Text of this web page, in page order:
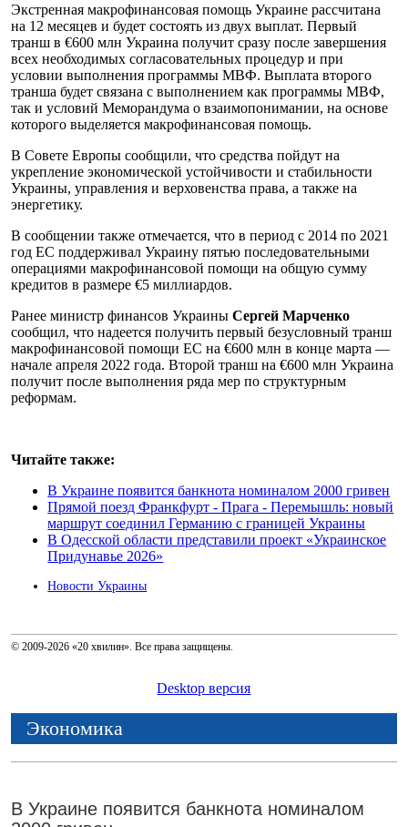
Экстренная макрофинансовая помощь Украине рассчитана
на 12 месяцев и будет состоять из двух выплат. Первый
транш в €600 млн Украина получит сразу после завершения
всех необходимых согласовательных процедур и при
условии выполнения программы МВФ. Выплата второго
транша будет связана с выполнением как программы МВФ,
так и условий Меморандума о взаимопонимании, на основе
которого выделяется макрофинансовая помощь.
В Совете Европы сообщили, что средства пойдут на
укрепление экономической устойчивости и стабильности
Украины, управления и верховенства права, а также на
энергетику.
В сообщении также отмечается, что в период с 2014 по 2021
год ЕС поддерживал Украину пятью последовательными
операциями макрофинансовой помощи на общую сумму
кредитов в размере €5 миллиардов.
Ранее министр финансов УкраиныСергей Марченко
сообщил, что надеется получить первый безусловный транш
макрофинансовой помощи ЕС на €600 млн в конце марта —
начале апреля 2022 года. Второй транш на €600 млн Украина
получит после выполнения ряда мер по структурным
реформам.
Читайте также:
В Украине появится банкнота номиналом 2000 гривен
Прямой поезд Франкфурт - Прага - Перемышль: новый
маршрут соединил Германию с границей Украины
В Одесской области представили проект «Украинское
Придунавье 2026»
Новости Украины
© 2009-2026 «20 хвилин». Все права защищены.
Desktop версия
Экономика
В Украине появится банкнота номиналом